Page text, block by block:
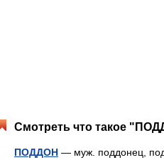
Смотреть что такое
ПОДДОН — муж. поддонец,